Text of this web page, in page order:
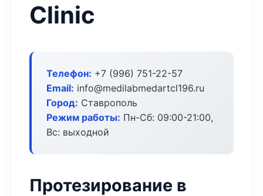
Clinic
Телефон: +7 (996) 751-22-57
Email: info@medilabmedartcl196.ru
Город: Ставрополь
Режим работы: Пн-Сб: 09:00-21:00,
Вс: выходной
Протезирование в